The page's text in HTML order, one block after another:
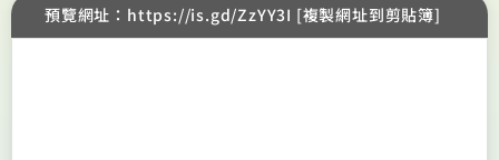
預覽網址：https://is.gd/ZzYY3I [複製網址到剪貼簿]